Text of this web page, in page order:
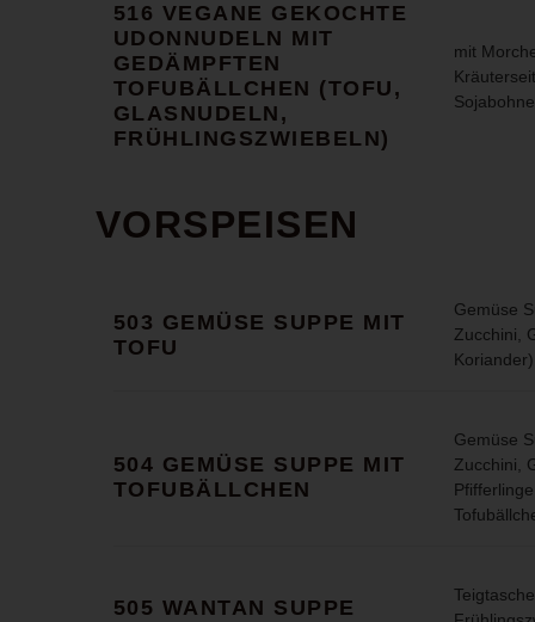
516 VEGANE GEKOCHTE
UDONNUDELN MIT
GEDÄMPFTEN
TOFUBÄLLCHEN (TOFU,
GLASNUDELN,
FRÜHLINGSZWIEBELN)
mit
VORSPEISEN
503 GEMÜSE SUPPE MIT
TOFU
Gemüse
Zucchini,
504 GEMÜSE SUPPE MIT
TOFUBÄLLCHEN
Gemüse
Zucchini,
505 WANTAN SUPPE